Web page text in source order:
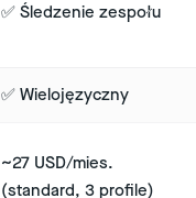
✅ Śledzenie zespołu
✅ Wielojęzyczny
~27 USD/mies.
(standard, 3 profile)